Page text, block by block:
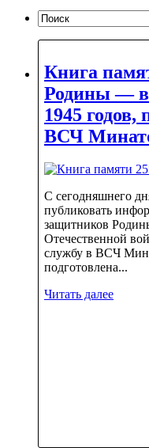
Книга
Родины —
1945
ВСЧ
С сегодняшнего
публиковать
защитников
Отечественной
службу в ВСЧ
подготовлена...
Читать далее